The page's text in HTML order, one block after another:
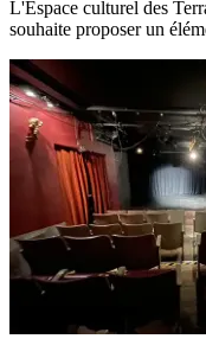
L'Espace culturel des
souhaite proposer un